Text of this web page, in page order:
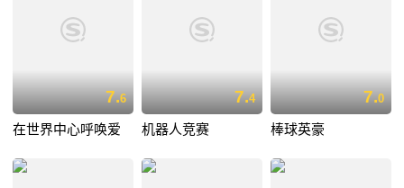
7.6
在世界中心呼唤爱
7.4
机器人竞赛
7.0
棒球英豪